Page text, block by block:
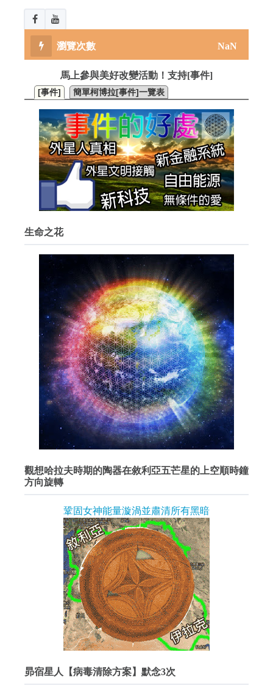
NaN
馬上參與美好改變活動！支持[事件]
[事件] 簡單柯博拉[事件]一覽表
生命之花
觀想哈拉夫時期的陶器在敘利亞五芒星的上空順時鐘
方向旋轉
鞏固女神能量漩渦並肅清所有黑暗
昴宿星人【病毒清除方案】默念3次